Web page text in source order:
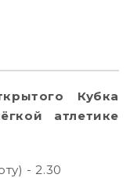
Кубка
атлетике
- 2.30